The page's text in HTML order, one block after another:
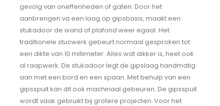
gevolg van oneffenheden of gaten. Door het
aanbrengen va een laag op gipsbasis, maakt een
stukadoor de wand of plafond weer egaal. Het
traditionele stucwerk gebeurt normaal gesproken tot
een dikte van 10 millimeter. Alles wat dikker is, heet ook
al raapwerk. De stukadoor legt de gipslaag handmatig
aan met een bord en een spaan. Met behulp van een
gipsspuit kan dit ook machinaal gebeuren. De gipsspuit
wordt vaak gebruikt bij grotere projecten. Voor het